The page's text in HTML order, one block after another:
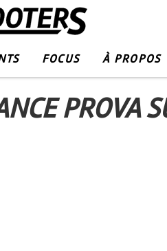
FOCUS À PROPOS
PROVA